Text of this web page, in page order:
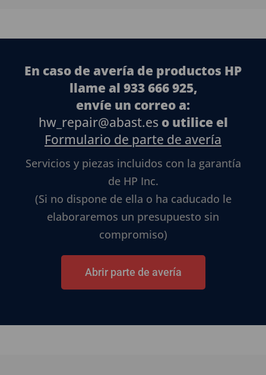
En caso de avería de productos HP
llame al 933 666 925,
envíe un correo a:
hw_repair@abast.eso utilice el
Formulario de parte de avería
Servicios y piezas incluidos con la garantía
de HP Inc.
(Si no dispone de ella o ha caducado le
elaboraremos un presupuesto sin
compromiso)
Abrir parte de avería